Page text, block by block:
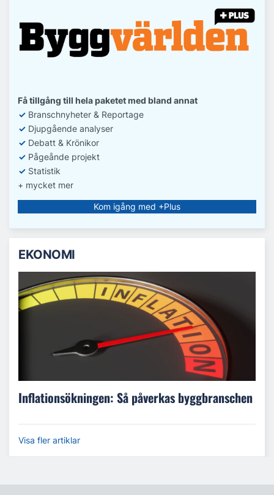
Få tillgång till hela paketet med bland annat
✓ Branschnyheter & Reportage
✓ Djupgående analyser
✓ Debatt & Krönikor
✓ Pågeånde projekt
✓ Statistik
+ mycket mer
Kom igång med +Plus
EKONOMI
Inflationsökningen: Så påverkas byggbranschen
Visa fler artiklar